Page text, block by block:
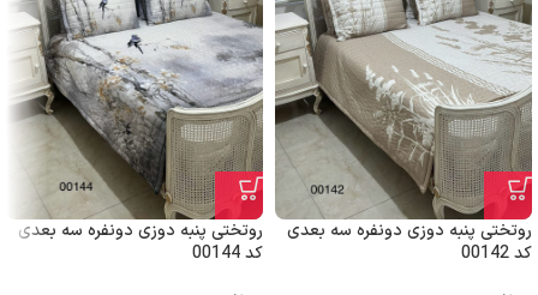
روتختی پنبه دوزی دونفره سه بعدی
کد 00142
روتختی پنبه دوزی دونفره سه بعدی
کد 00144